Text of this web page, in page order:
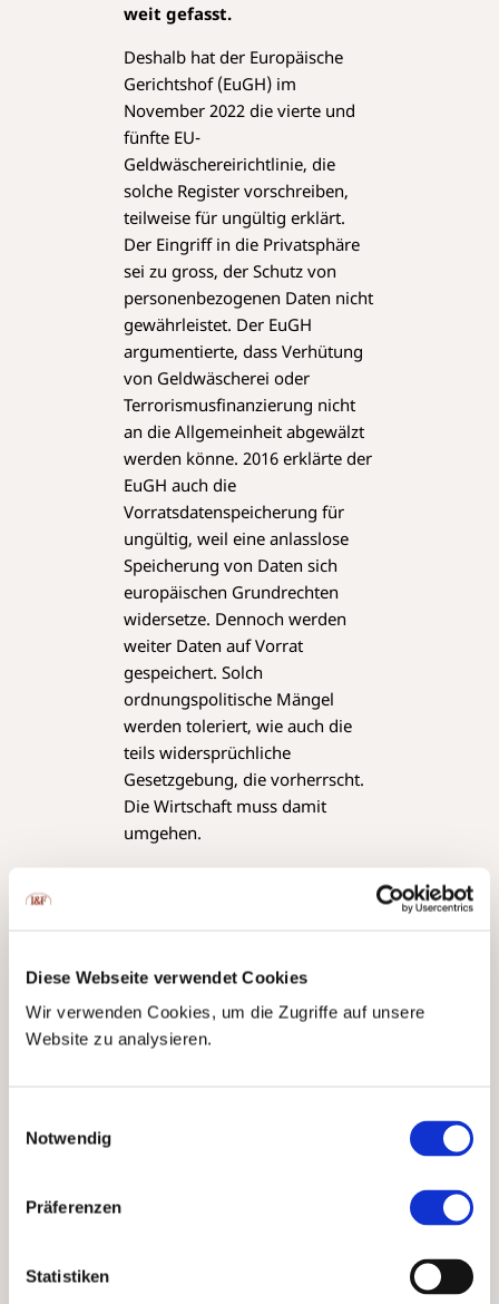
Diese Webseite verwendet Cookies
Wir verwenden Cookies, um die Zugriffe auf unsere
Website zu analysieren.
Notwendig
Präferenzen
Statistiken
weit gefasst.
Deshalb hat der Europäische
Gerichtshof (EuGH) im
November 2022 die vierte und
fünfte EU-
Geldwäschereirichtlinie, die
solche Register vorschreiben,
teilweise für ungültig erklärt.
Der Eingriff in die Privatsphäre
sei zu gross, der Schutz von
personenbezogenen Daten nicht
gewährleistet. Der EuGH
argumentierte, dass Verhütung
von Geldwäscherei oder
Terrorismusfinanzierung nicht
an die Allgemeinheit abgewälzt
werden könne. 2016 erklärte der
EuGH auch die
Vorratsdatenspeicherung für
ungültig, weil eine anlasslose
Speicherung von Daten sich
europäischen Grundrechten
widersetze. Dennoch werden
weiter Daten auf Vorrat
gespeichert. Solch
ordnungspolitische Mängel
werden toleriert, wie auch die
teils widersprüchliche
Gesetzgebung, die vorherrscht.
Die Wirtschaft muss damit
umgehen.
«gläsernen Menschen» wurden
weggewischt. Heute stehen wir
genau dort. Das Recht auf